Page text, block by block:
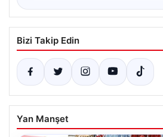
Bizi Takip Edin
Yan Manşet